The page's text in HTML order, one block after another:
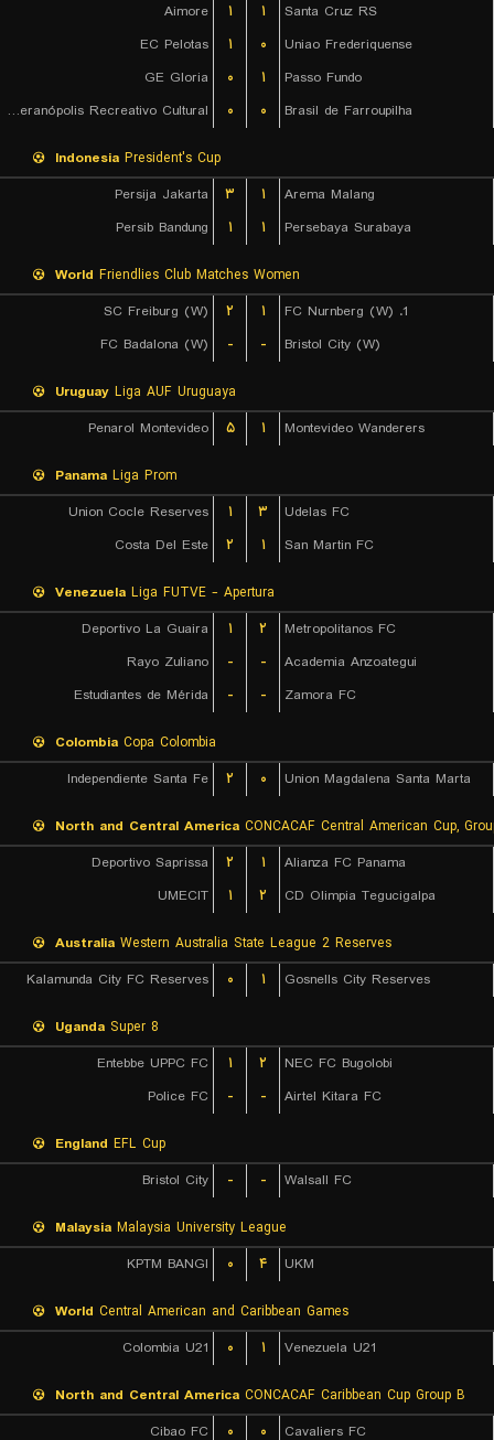
Aimore
۱ ۱
Santa Cruz RS
EC Pelotas
۱ ۰
Uniao Frederiquense
GE Gloria
۰ ۱
Passo Fundo
EC Veranópolis Recreativo Cultural
۰ ۰ Brasil de Farroupilha
Indonesia President's Cup
Persija Jakarta
۳ ۱
Arema Malang
Persib Bandung
۱ ۱ Persebaya Surabaya
World Friendlies Club Matches Women
SC Freiburg (W)
۲ ۱
1. FC Nurnberg (W)
FC Badalona (W)
- - Bristol City (W)
Uruguay Liga AUF Uruguaya
Penarol Montevideo
۵ ۱ Montevideo Wanderers
Panama Liga Prom
Union Cocle Reserves
۱ ۳
Udelas FC
Costa Del Este
۲ ۱ San Martin FC
Venezuela Liga FUTVE - Apertura
Deportivo La Guaira
۱ ۲
Metropolitanos FC
Rayo Zuliano
- -
Academia Anzoategui
Estudiantes de Mérida
- - Zamora FC
Colombia Copa Colombia
Independiente Santa Fe
۲ ۰ Union Magdalena Santa Marta
North and Central America CONCACAF Central American Cup,
Deportivo Saprissa
۲ ۱
Alianza FC Panama
UMECIT
۱ ۲ CD Olimpia Tegucigalpa
Australia Western Australia State League 2 Reserves
Kalamunda City FC Reserves
۰ ۱ Gosnells City Reserves
Uganda Super 8
Entebbe UPPC FC
۱ ۲
NEC FC Bugolobi
Police FC
- - Airtel Kitara FC
England EFL Cup
Bristol City
- - Walsall FC
Malaysia Malaysia University League
KPTM BANGI
۰ ۴ UKM
World Central American and Caribbean Games
Colombia U21
۰ ۱ Venezuela U21
North and Central America CONCACAF Caribbean Cup Group B
Cibao FC
۰ ۰ Cavaliers FC